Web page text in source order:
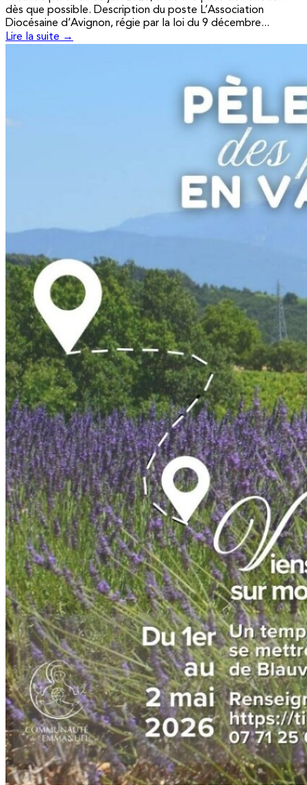
dès que possible. Description du poste L’Association
Diocésaine d’Avignon, régie par la loi du 9 décembre...
Lire la suite →